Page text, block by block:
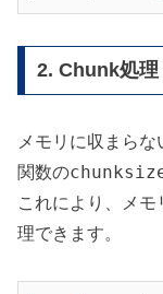
2. Chunk処理
メモリに収まらな
関数の
これにより、メ
理できます。